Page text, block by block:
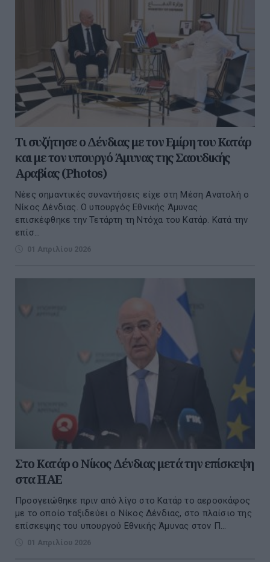
Τι συζήτησε ο Δένδιας με τον Εμίρη του Κατάρ
και με τον υπουργό Άμυνας της Σαουδικής
Αραβίας (Photos)
Νέες σημαντικές συναντήσεις είχε στη Μέση Ανατολή ο
Νίκος Δένδιας. Ο υπουργός Εθνικής Άμυνας
επισκέφθηκε την Τετάρτη τη Ντόχα του Κατάρ. Κατά την
επίσ...
01 Απριλίου 2026
Στο Κατάρ ο Νίκος Δένδιας μετά την επίσκεψη
στα ΗΑΕ
Προσγειώθηκε πριν από λίγο στο Κατάρ το αεροσκάφος
με το οποίο ταξιδεύει ο Νίκος Δένδιας, στο πλαίσιο της
επίσκεψης του υπουργού Εθνικής Άμυνας στον Π...
01 Απριλίου 2026